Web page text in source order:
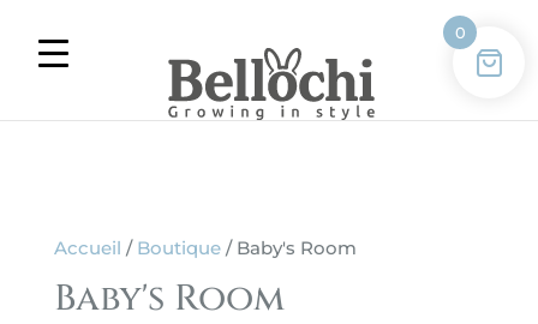
Accueil / Boutique/ Baby's Room
Baby's Room
0